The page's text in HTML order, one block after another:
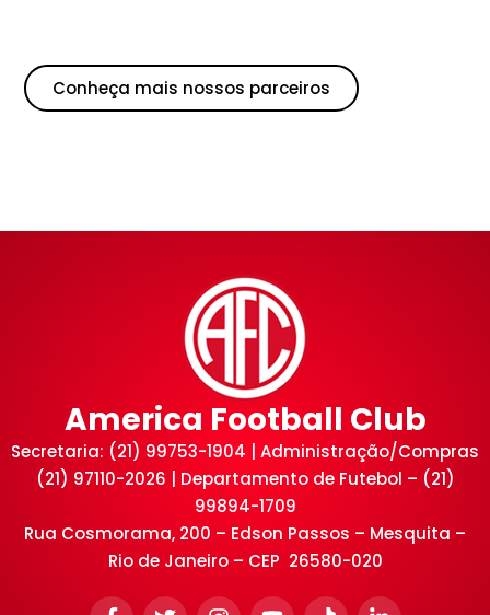
Conheça mais nossos parceiros
America Football Club
Secretaria: (21) 99753-1904 | Administração/Compras
(21) 97110-2026 | Departamento de Futebol – (21)
99894-1709
Rua Cosmorama, 200 – Edson Passos – Mesquita –
Rio de Janeiro – CEP 26580-020